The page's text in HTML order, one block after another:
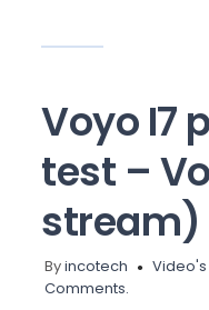
Voyo I7
test –
stream)
Byincotech Video's
Comments.